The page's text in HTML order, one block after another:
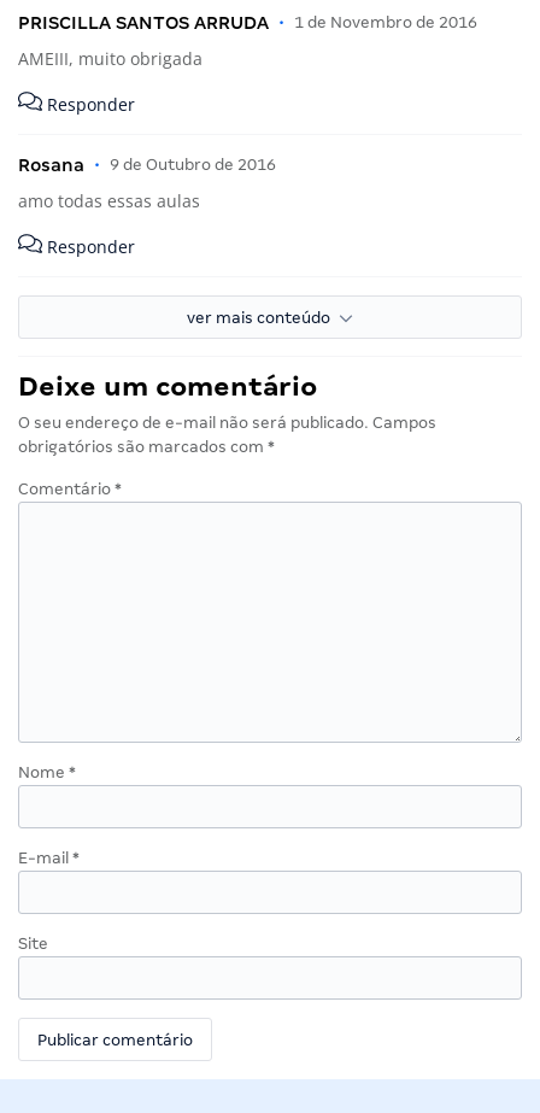
PRISCILLA SANTOS ARRUDA • 1 de Novembro de 2016
AMEIII, muito obrigada
Responder
Rosana • 9 de Outubro de 2016
amo todas essas aulas
Responder
ver mais conteúdo
Deixe um comentário
O seu endereço de e-mail não será publicado. Campos
obrigatórios são marcados com *
Comentário *
Nome *
E-mail *
Site